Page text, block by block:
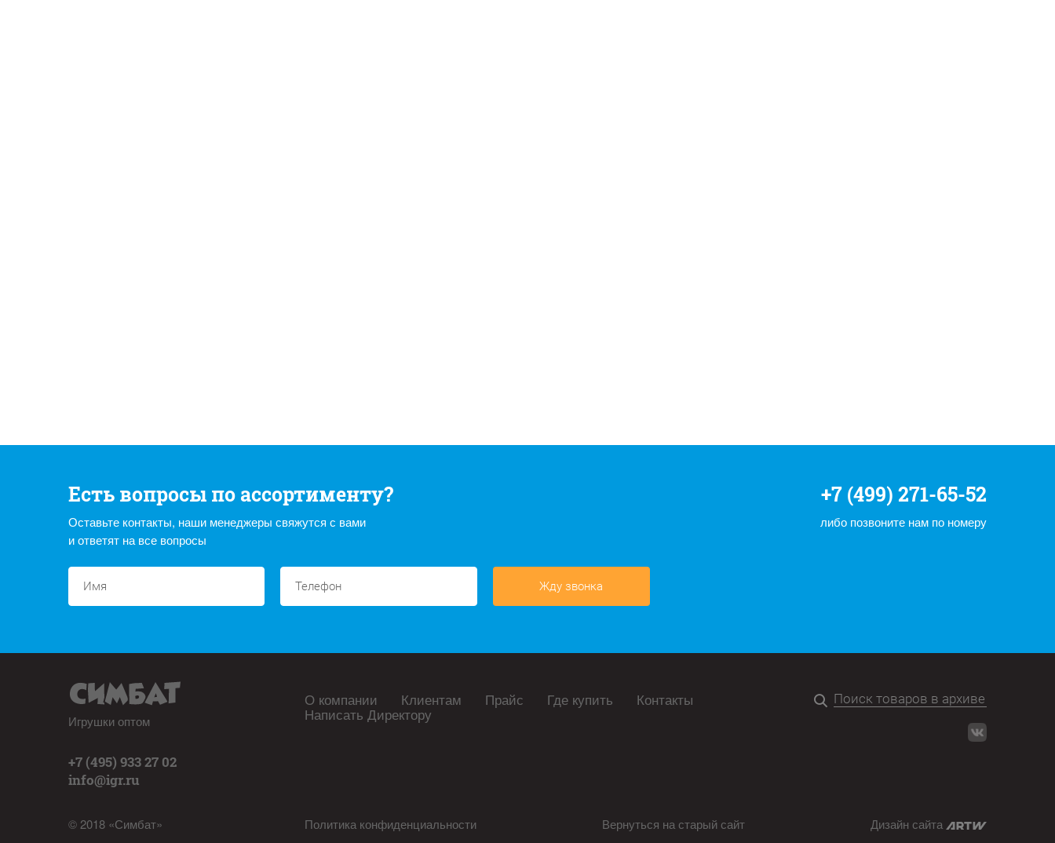
Есть вопросы по ассортименту?
Оставьте контакты, наши менеджеры свяжутся с вами
и ответят на все вопросы
+7 (499) 271-65-52
либо позвоните нам по номеру
Жду звонка
Игрушки оптом
+7 (495) 933 27 02
info@igr.ru
© 2018 «Симбат»
О компании Клиентам Прайс Где купить Контакты
Написать Директору
Политика конфиденциальности Вернуться на старый сайт Дизайн сайта